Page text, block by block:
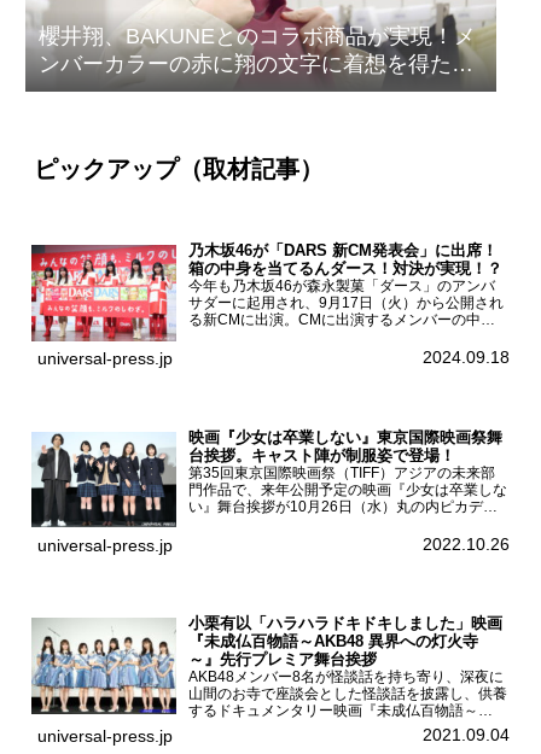
櫻井翔、BAKUNEとのコラボ商品が実現！メ
ンバーカラーの赤に翔の文字に着想を得たデ
ザイン
ピックアップ（取材記事）
乃木坂46が「DARS 新CM発表会」に出席！
箱の中身を当てるんダース！対決が実現！？
今年も乃木坂46が森永製菓「ダース」のアンバ
サダーに起用され、9月17日（火）から公開され
る新CMに出演。CMに出演するメンバーの中か
一ノ瀬美空、菅原咲月が都内にて開催された
universal-press.jp 2024.09.18
映画『少女は卒業しない』東京国際映画祭舞
台挨拶。キャスト陣が制服姿で登場！
第35回東京国際映画祭（TIFF）アジアの未来部
門作品で、来年公開予定の映画『少女は卒業しな
い』舞台挨拶が10月26日（水）丸の内ピカデリ
宮山莉渚、中井友望、監督の中川駿が登壇。映画
universal-press.jp 2022.10.26
小栗有以「ハラハラドキドキしました」映画
『未成仏百物語～AKB48 異界への灯火寺
～』先行プレミア舞台挨拶
AKB48メンバー8名が怪談話を持ち寄り、深夜に
山間のお寺で座談会とした怪談話を披露し、供養
するドキュメンタリー映画『未成仏百物語～
AKB48異界への灯火寺～』の先行プレミア舞台
挨拶が東京・ユナイテッド・シネマ豊洲で開催さ
universal-press.jp 2021.09.04